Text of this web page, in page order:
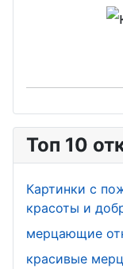
Топ 10
Картинки с
красоты и
мерцающие
красивые